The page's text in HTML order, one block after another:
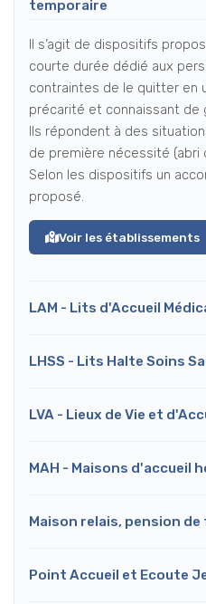
temporaire
Il s’agit de dispositifs
courte durée dédié aux
contraintes de le quitter en
précarité et connaissant de
Ils répondent à des
de première nécessité (abri
Selon les dispositifs un
proposé.
Voir les établissements
LAM - Lits d'Accueil
LHSS - Lits Halte Soins
LVA - Lieux de Vie et
MAH - Maisons d'accueil
Maison relais, pension de
Point Accueil et Ecoute